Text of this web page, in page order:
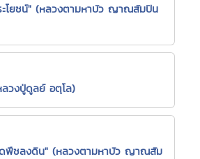
ะโยชน์" (หลวงตามหาบัว ญาณสัมปัน
วงปู่ดูลย์ อตุโล)
ดพืชลงดิน" (หลวงตามหาบัว ญาณสัม